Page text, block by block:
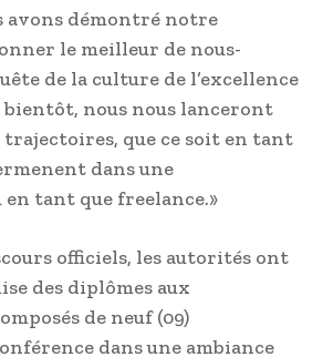
avons démontré notre
le meilleur de nous-
de la culture de l’excellence
nous nous lanceront
trajectoires, que ce soit en tant
dans une
tant que freelance.»
officiels, les autorités ont
des diplômes aux
de neuf (09)
dans une ambiance